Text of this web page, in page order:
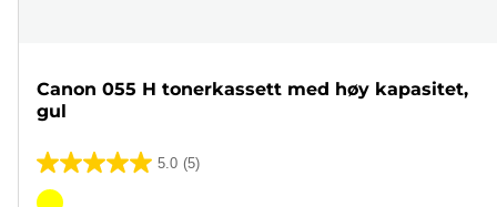
Canon 055 H tonerkassett med høy kapasitet,
gul
5.0 (5)
5.0
av
Fargekassett